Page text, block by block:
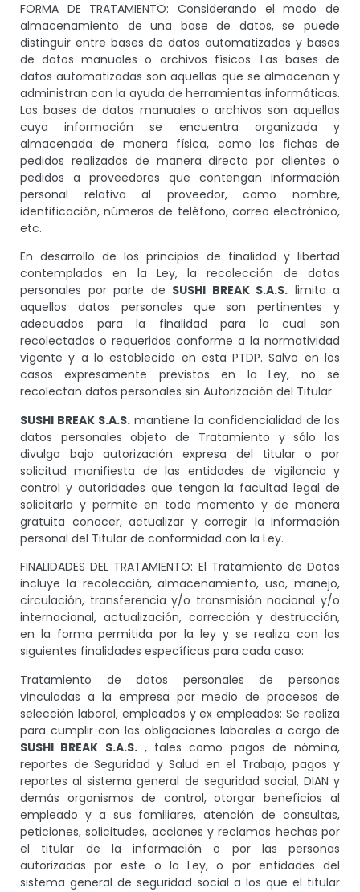
FORMA DE TRATAMIENTO: Considerando el modo de
almacenamiento de una base de datos, se puede
distinguir entre bases de datos automatizadas y bases
de datos manuales o archivos físicos. Las bases de
datos automatizadas son aquellas que se almacenan y
administran con la ayuda de herramientas informáticas.
Las bases de datos manuales o archivos son aquellas
cuya información se encuentra organizada y
almacenada de manera física, como las fichas de
pedidos realizados de manera directa por clientes o
pedidos a proveedores que contengan información
personal relativa al proveedor, como nombre,
identificación, números de teléfono, correo electrónico,
etc.
En desarrollo de los principios de finalidad y libertad
contemplados en la Ley, la recolección de datos
personales por parte de SUSHI BREAK S.A.S. limita a
aquellos datos personales que son pertinentes y
adecuados para la finalidad para la cual son
recolectados o requeridos conforme a la normatividad
vigente y a lo establecido en esta PTDP. Salvo en los
casos expresamente previstos en la Ley, no se
recolectan datos personales sin Autorización del Titular.
SUSHI BREAK S.A.S. mantiene la confidencialidad de los
datos personales objeto de Tratamiento y sólo los
divulga bajo autorización expresa del titular o por
solicitud manifiesta de las entidades de vigilancia y
control y autoridades que tengan la facultad legal de
solicitarla y permite en todo momento y de manera
gratuita conocer, actualizar y corregir la información
personal del Titular de conformidad con la Ley.
FINALIDADES DEL TRATAMIENTO: El Tratamiento de Datos
incluye la recolección, almacenamiento, uso, manejo,
circulación, transferencia y/o transmisión nacional y/o
internacional, actualización, corrección y destrucción,
en la forma permitida por la ley y se realiza con las
siguientes finalidades específicas para cada caso:
Tratamiento de datos personales de personas
vinculadas a la empresa por medio de procesos de
selección laboral, empleados y ex empleados: Se realiza
para cumplir con las obligaciones laborales a cargo de
SUSHI BREAK S.A.S., tales como pagos de nómina,
reportes de Seguridad y Salud en el Trabajo, pagos y
reportes al sistema general de seguridad social, DIAN y
demás organismos de control, otorgar beneficios al
empleado y a sus familiares, atención de consultas,
peticiones, solicitudes, acciones y reclamos hechas por
el titular de la información o por las personas
autorizadas por este o la Ley, o por entidades del
sistema general de seguridad social a los que el titular